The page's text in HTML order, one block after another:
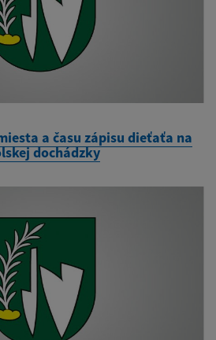
a času zápisu dieťaťa na
dochádzky